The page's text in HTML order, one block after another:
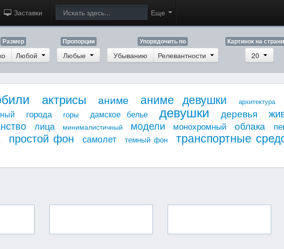
Заставки Еще
Размер
Любой
Пропорции
Любые
Упорядочить по
Убыванию Релевантности
Картинок на
20
актрисы аниме аниме девушки архитектура
города горы дамское белье девушки деревья
лица минималистичный модели монохромный облака
простой фон самолет темный фон транспортные